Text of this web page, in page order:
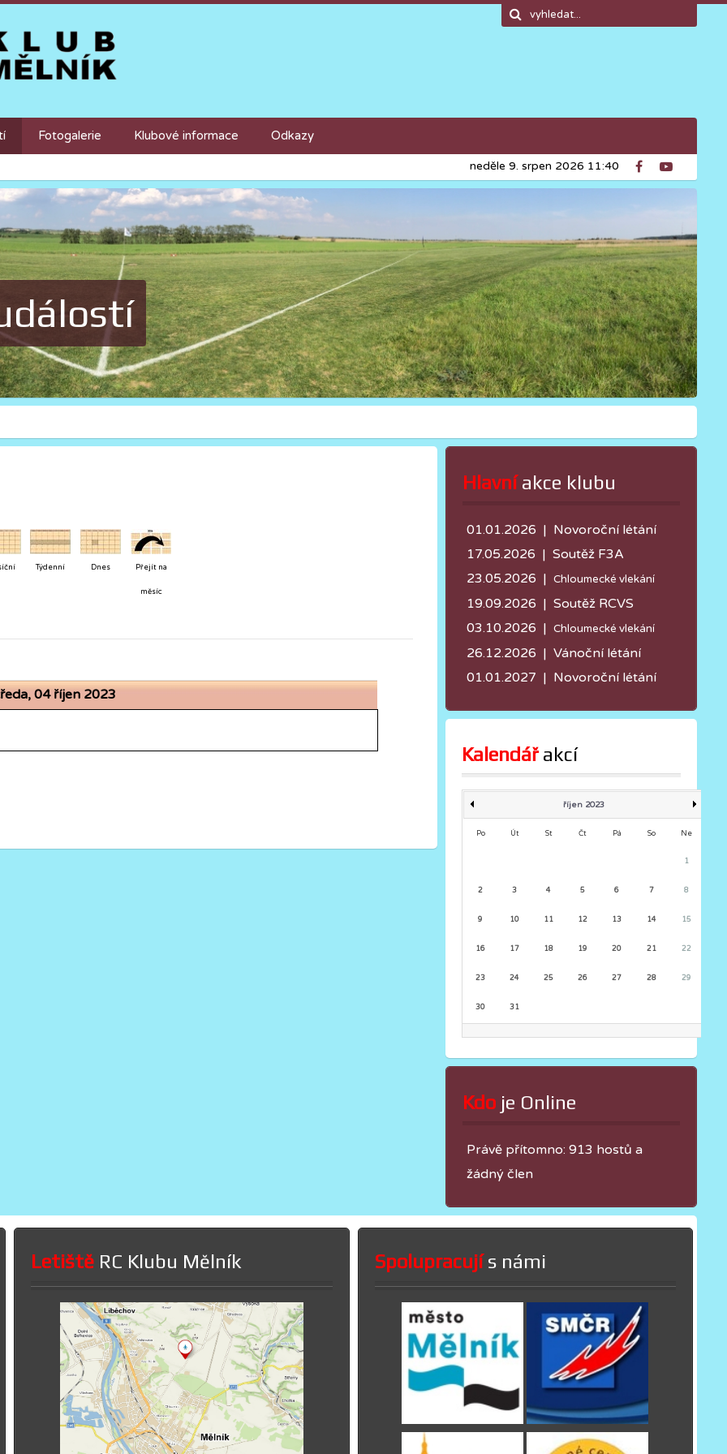
Fotogalerie Klubové informace Odkazy
neděle 9. srpen 2026 11:40
Týdenní Dnes Přejít na
měsíc
04 říjen 2023
Hlavní akce klubu
01.01.2026 | Novoroční létání
17.05.2026 | Soutěž F3A
23.05.2026 | Chloumecké vlekání
19.09.2026 | Soutěž RCVS
03.10.2026 | Chloumecké vlekání
26.12.2026 | Vánoční létání
01.01.2027 | Novoroční létání
Kalendář akcí
říjen 2023
Po Út St Čt Pá So Ne
1
2 3 4 5 6 7 8
9 10 11 12 13 14 15
16 17 18 19 20 21 22
23 24 25 26 27 28 29
30 31
Kdo je Online
Právě přítomno: 913 hostů a
žádný člen
Letiště RC Klubu Mělník Spolupracujís námi